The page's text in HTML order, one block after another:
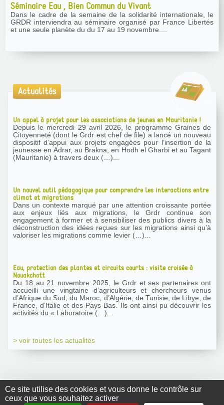
Ce site utilise des cookies et vous donne le contrôle sur
ceux que vous souhaitez activer
Séminaire Eau , Bien Commun du Vivant
Dans le cadre de la semaine de la solidarité internationale, le
GRDR interviendra au séminaire organisé par France Libertés
et une seule planète du du 17 au 19 novembre....
Actualités
Un appel à projet pour les associations de jeunes en Mauritanie !
Depuis le mercredi 29 avril 2026, le programme Graines de
Citoyenneté (dont le Grdr est chef de file) a lancé un nouveau
dispositif d’appui aux projets engagées pour l’insertion de la
jeunesse en Adrar, au Brakna, en Hodh el Gharbi et au Tagant
(Mauritanie) à travers deux (…)...
Un nouvel outil pédagogique pour comprendre les interactions entre
climat et migrations
Dans un contexte marqué par une attention croissante portée
aux enjeux liés aux migrations, le Grdr continue son
engagement à former et à sensibiliser des publics divers à la
déconstruction des idées reçues sur les migrations ainsi qu’à
valoriser les migrations comme levier (…)...
Eau, protection des plantes et circuits courts : visite croisée à
Nouakchott
Du 18 au 21 novembre 2025, le Grdr et ses partenaires ont
accueilli une vingtaine d’agriculteurs et chercheurs venus
d’Afrique du Sud, du Maroc, d’Algérie, de Tunisie, de Libye, de
France, d’Italie et des Pays-Bas. Ils ont ainsi pu découvrir les
activités du « Laboratoire (…)...
> voir toutes les actualités